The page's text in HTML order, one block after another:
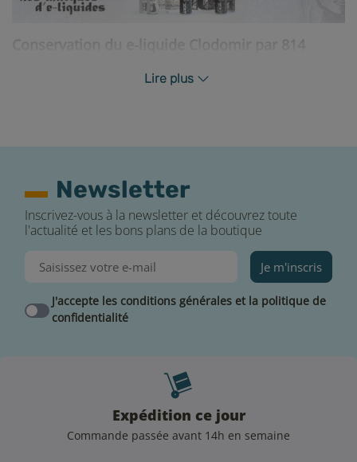
Pour conserver convenablement votre e-liquide
Indications
Ils sont également déconseillés aux femmes enceintes
et aux personnes atteintes d'hypertension ou de
maladies cardio-vasculaires.
À conserver sous clé et hors de portée des enfants. En
Lire plus
Newsletter
Inscrivez-vous à la newsletter et découvrez toute
l'actualité et les bons plans de la boutique
Je m'inscris
J'accepte les conditions générales et la politique de
confidentialité
Expédition ce jour
Commande passée avant 14h en semaine